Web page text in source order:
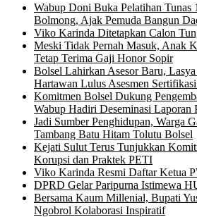
Wabup Doni Buka Pelatihan Tunas
Bolmong, Ajak Pemuda Bangun
Viko Karinda Ditetapkan Calon
Meski Tidak Pernah Masuk, Anak
Tetap Terima Gaji Honor Sopir
Bolsel Lahirkan Asesor Baru,
Hartawan Lulus Asesmen
Komitmen Bolsel Dukung
Wabup Hadiri Deseminasi Laporan
Jadi Sumber Penghidupan, Warga
Tambang Batu Hitam Tolutu Bolsel
Kejati Sulut Terus Tunjukkan
Korupsi dan Praktek PETI
Viko Karinda Resmi Daftar Ketua
DPRD Gelar Paripurna Istimewa
Bersama Kaum Millenial, Bupati
Ngobrol Kolaborasi Inspiratif